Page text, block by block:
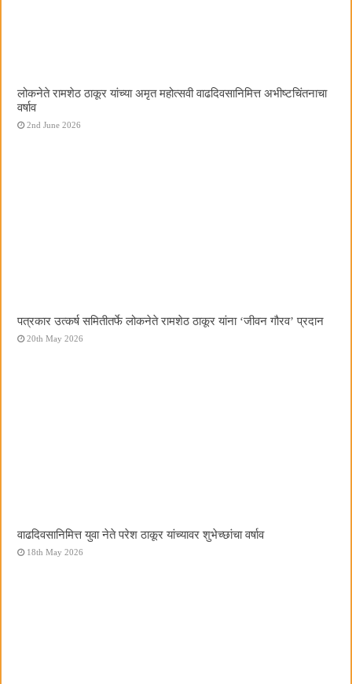
लोकनेते रामशेठ ठाकूर यांच्या अमृत महोत्सवी वाढदिवसानिमित्त अभीष्टचिंतनाचा
वर्षाव
2nd June 2026
पत्रकार उत्कर्ष समितीतर्फे लोकनेते रामशेठ ठाकूर यांना ‌‘जीवन गौरव‌’ प्रदान
20th May 2026
वाढदिवसानिमित्त युवा नेते परेश ठाकूर यांच्यावर शुभेच्छांचा वर्षाव
18th May 2026